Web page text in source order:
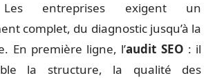
Les entreprises exigent un
complet, du diagnostic jusqu’à la
En première ligne, l’audit SEO : il
la structure, la qualité des